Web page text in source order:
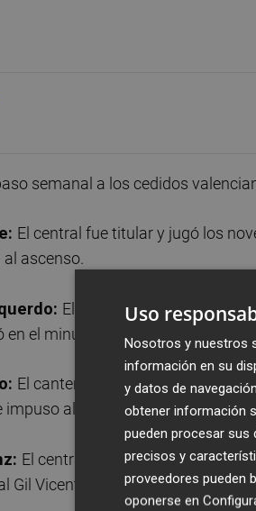
semanal a los cedidos
El central fue titular y jugó los
ascenso.
El canterano superó sus
en el minuto 56 y contribuyó en la
El canterano volvió a ser titular y
impuso al Toledo.
El central canario no entró en la
Gil Vicente.
Uso
Nosotros y nuestros
información en su
y datos de
obtener información
pueden procesar sus
precisos y
proveedores pueden
oponerse en